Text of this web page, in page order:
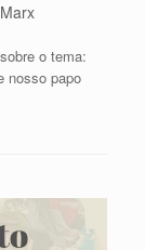
o tema:
nosso papo